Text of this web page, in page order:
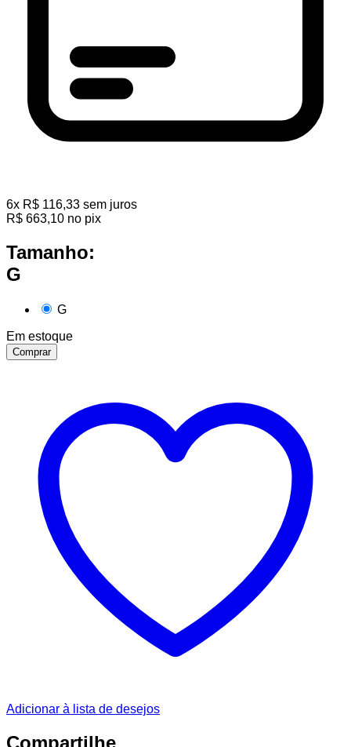
6x R$ 116,33 sem juros
R$ 663,10 no pix
Tamanho:
G
G
Em estoque
Comprar
Adicionar à lista de desejos